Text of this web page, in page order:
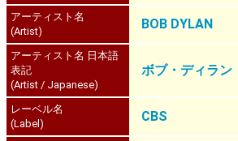
アーティスト名
(Artist)
BOB DYLAN
アーティスト名 日本語
表記
(Artist / Japanese)
ボブ・ディラン
レーベル名
(Label)
CBS